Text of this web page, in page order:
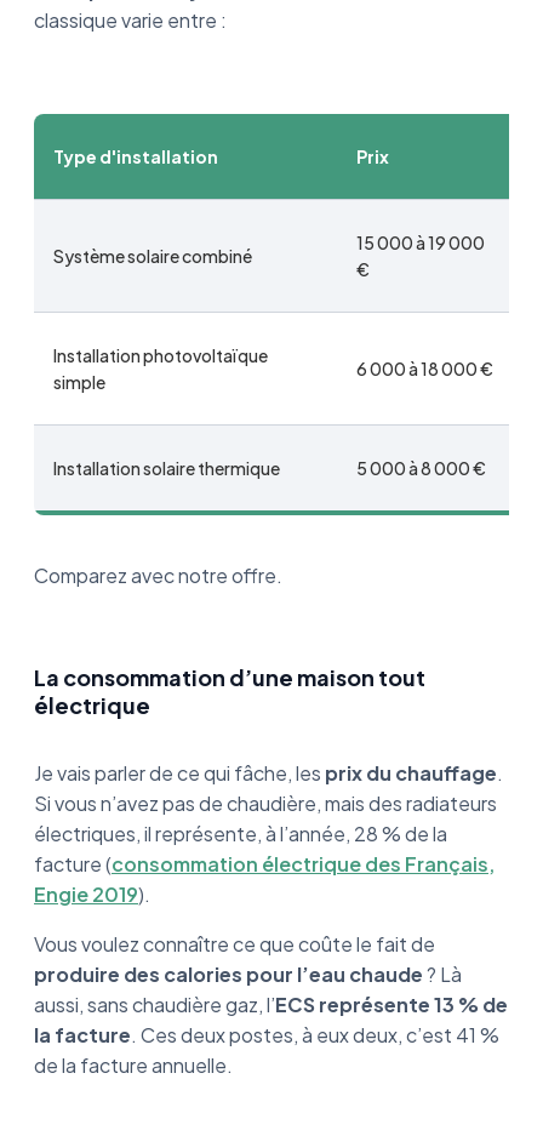
classique varie entre :
Type d'installation Prix
Système solaire combiné
15 000 à 19 000
€
Installation photovoltaïque
simple
6 000 à 18 000 €
Installation solaire thermique 5 000 à 8 000 €
Comparez avec notre offre.
La consommation d’une maison tout
électrique
Je vais parler de ce qui fâche, les prix du chauffage.
Si vous n’avez pas de chaudière, mais des radiateurs
électriques, il représente, à l’année, 28 % de la
facture (consommation électrique des Français,
Engie 2019).
Vous voulez connaître ce que coûte le fait de
produire des calories pour l’eau chaude? Là
aussi, sans chaudière gaz, l’ECS représente 13 % de
la facture. Ces deux postes, à eux deux, c’est 41 %
de la facture annuelle.